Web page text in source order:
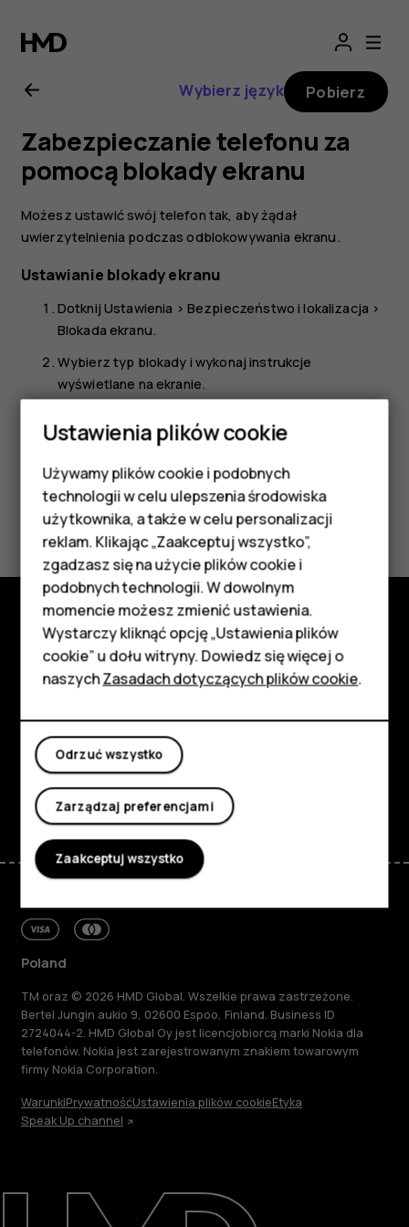
Nokia
2.1
—
instrukcja
obsługi
Smartfony
Telefony z funkcjami
podstawowymi
Akcesoria
HMD Terra M
Tablety
Moje konto
Naprawa i recykling
Zrównoważony rozwój
Wybierz język Pobierz
Zabezpieczanie telefonu za
pomocą blokady ekranu
Możesz ustawić swój telefon tak, aby żądał
uwierzytelnienia podczas odblokowywania ekranu.
Ustawianie blokady ekranu
DotknijUstawienia > Bezpieczeństwo i lokalizacja >
Blokada ekranu.
Wybierz typ blokady i wykonaj instrukcje
wyświetlane na ekranie.
Czy te informacje były pomocne?
Tak Nie
Poznaj
Informacje
Planet and people
Wsparcie
FacebookInstagram
TiktokYoutubeLinkedin
Poland
TM oraz © 2026 HMD Global. Wszelkie prawa zastrzeżone.
Bertel Jungin aukio 9, 02600 Espoo, Finland. Business ID
2724044-2. HMD Global Oy jest licencjobiorcą marki Nokia dla
telefonów. Nokia jest zarejestrowanym znakiem towarowym
firmy Nokia Corporation.
WarunkiPrywatnośćUstawienia plików cookieEtyka
Speak Up channel
Ustawienia plików cookie
Używamy plików cookie i podobnych
technologii w celu ulepszenia środowiska
użytkownika, a także w celu personalizacji
reklam. Klikając „Zaakceptuj wszystko”,
zgadzasz się na użycie plików cookie i
podobnych technologii. W dowolnym
momencie możesz zmienić ustawienia.
Wystarczy kliknąć opcję „Ustawienia plików
cookie” u dołu witryny. Dowiedz się więcej o
naszychZasadach dotyczących plików cookie.
Odrzuć wszystko
Zarządzaj preferencjami
Zaakceptuj wszystko